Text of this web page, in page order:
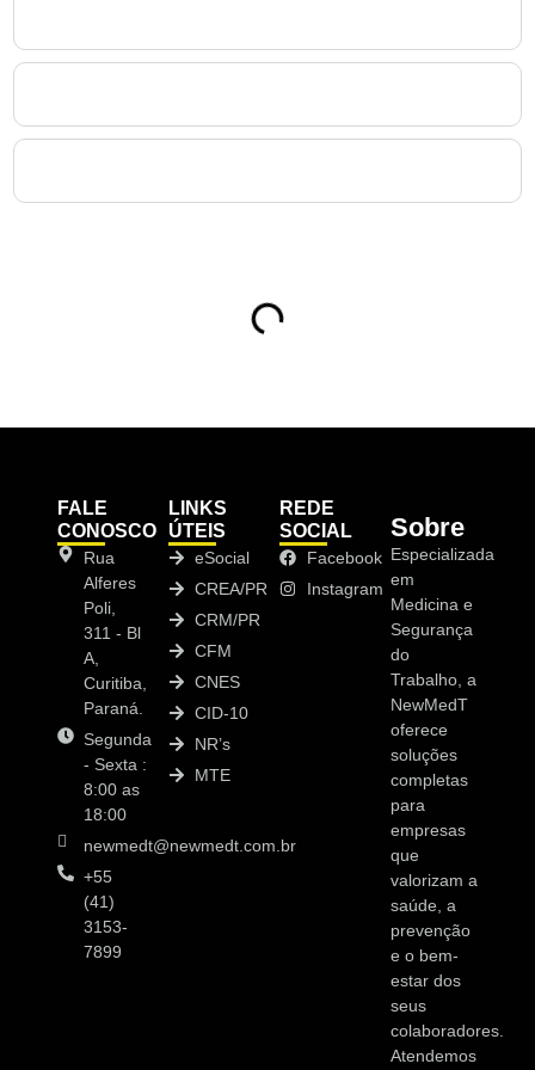
FALE
CONOSCO
Rua
Alferes
Poli,
311 - Bl
A,
Curitiba,
Paraná.
Segunda
- Sexta :
8:00 as
18:00
newmedt@newmedt.com.br
+55
(41)
3153-
7899
LINKS
ÚTEIS
eSocial
CREA/PR
CRM/PR
CFM
CNES
CID-10
NR’s
MTE
REDE
SOCIAL
Facebook
Instagram
Sobre
Especializada
em
Medicina e
Segurança
do
Trabalho, a
NewMedT
oferece
soluções
completas
para
empresas
que
valorizam a
saúde, a
prevenção
e o bem-
estar dos
seus
colaboradores.
Atendemos